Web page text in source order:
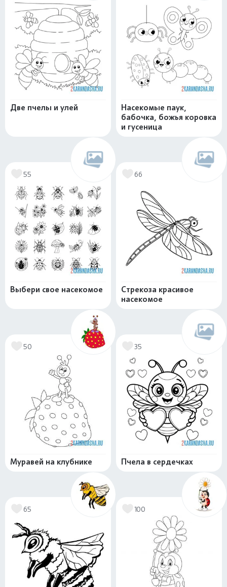
Две пчелы и улей
Насекомые паук,
бабочка, божья коровка
и гусеница
55
Выбери свое насекомое
66
Стрекоза красивое
насекомое
50
Муравей на клубнике
35
Пчела в сердечках
65 100